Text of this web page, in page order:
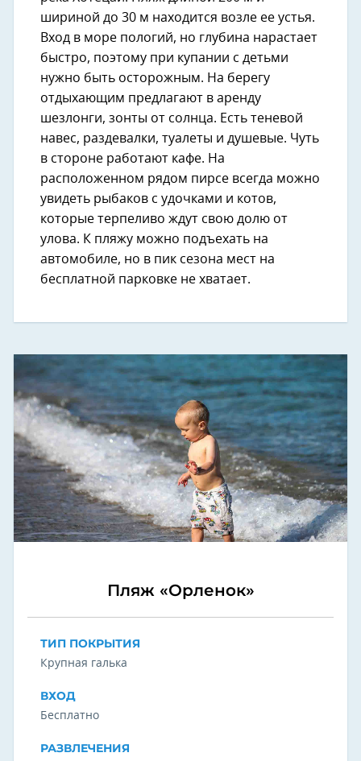
шириной до 30 м находится возле ее устья.
Вход в море пологий, но глубина нарастает
быстро, поэтому при купании с детьми
нужно быть осторожным. На берегу
отдыхающим предлагают в аренду
шезлонги, зонты от солнца. Есть теневой
навес, раздевалки, туалеты и душевые. Чуть
в стороне работают кафе. На
расположенном рядом пирсе всегда можно
увидеть рыбаков с удочками и котов,
которые терпеливо ждут свою долю от
улова. К пляжу можно подъехать на
автомобиле, но в пик сезона мест на
бесплатной парковке не хватает.
Пляж «Орленок»
ТИП ПОКРЫТИЯ
Крупная галька
ВХОД
Бесплатно
РАЗВЛЕЧЕНИЯ